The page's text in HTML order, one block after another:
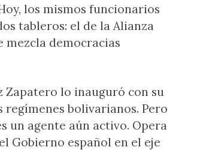
los mismos funcionarios
tableros: el de la Alianza
mezcla democracias
Zapatero lo inauguró con su
bolivarianos. Pero
un agente aún activo. Opera
Gobierno español en el eje